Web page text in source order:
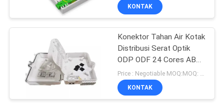
KONTAK
Konektor Tahan Air Kotak
Distribusi Serat Optik
ODP ODF 24 Cores ABS
Plastik
KONTAK